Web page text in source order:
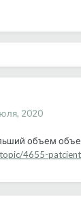
2020
объем
4655-